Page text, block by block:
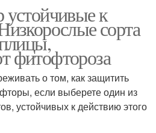
к
сорта
фитофтороза
о том, как защитить
если выберете один из
устойчивых к действию этого